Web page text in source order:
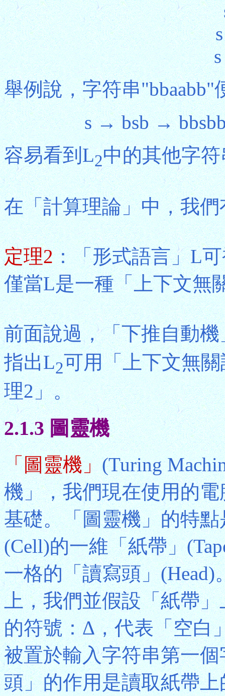
舉例說，字符串
s → bsb →
容易看到L2中的其他字
在「計算理論」中，我
定理2：「形式語言」L
僅當L是一種「上下文無
前面說過，「下推自動機
指出L2可用「上下文無
理2」。
2.1.3 圖靈機
「圖靈機」(Turing
機」，我們現在使用的
基礎。「圖靈機」的特
(Cell)的一維「紙帶」
一格的「讀寫頭」
上，我們並假設「紙帶
的符號：Δ，代表「空白
被置於輸入字符串第一
頭」的作用是讀取紙帶